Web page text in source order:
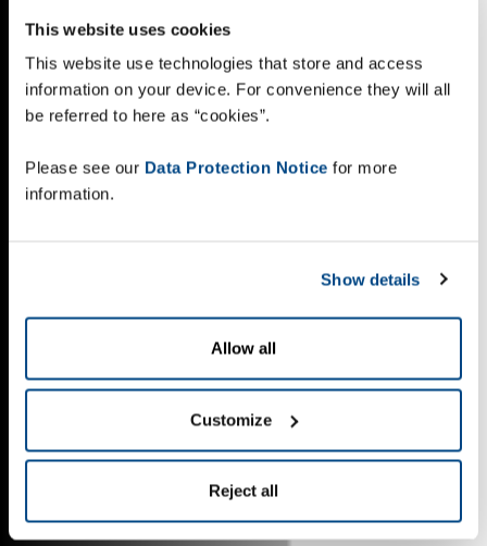
This website uses cookies
This website use technologies that store and access
information on your device. For convenience they will all
be referred to here as “cookies”.
Please see our Data Protection Notice for more
information.
Show details
Allow all
Customize
Reject all